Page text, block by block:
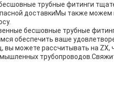
трубные фитинги
доставкиМы также можем
бесшовные трубные
обеспечить ваше
вы можете рассчитывать на